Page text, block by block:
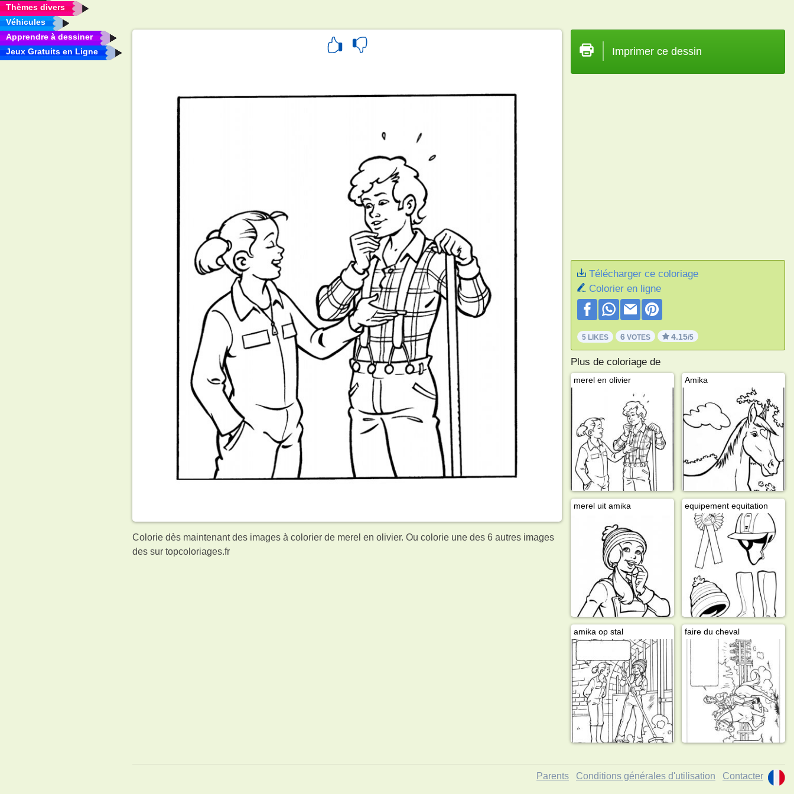
Thèmes divers
Véhicules
Apprendre à dessiner
Jeux Gratuits en Ligne
Colorie dès maintenant des images à colorier de merel en olivier. Ou colorie une des 6 autres images
dessur topcoloriages.fr
Imprimer ce dessin
Télécharger ce coloriage
Colorier en ligne
5 LIKES 6VOTES 4.15/5
Plus de coloriage de
merel en olivier Amika
merel uit amika equipement equitation
amika op stal faire du cheval
Parents Conditions générales d'utilisation Contacter